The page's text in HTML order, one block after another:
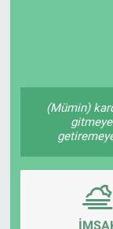
(Mümin)